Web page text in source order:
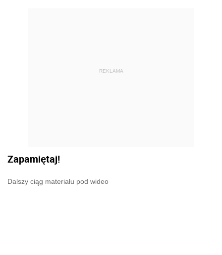
REKLAMA
Zapamiętaj!
Dalszy ciąg materiału pod wideo